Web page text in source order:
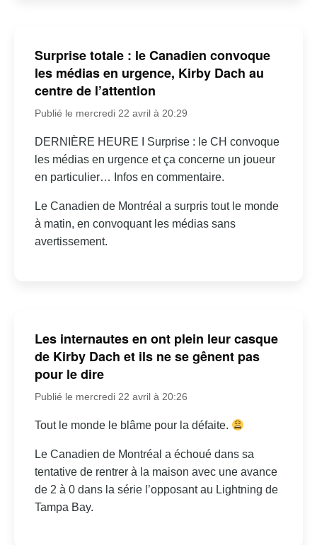
Surprise totale : le Canadien convoque
les médias en urgence, Kirby Dach au
centre de l’attention
Publié le mercredi 22 avril à 20:29
DERNIÈRE HEURE I Surprise : le CH convoque
les médias en urgence et ça concerne un joueur
en particulier… Infos en commentaire.
Le Canadien de Montréal a surpris tout le monde
à matin, en convoquant les médias sans
avertissement.
Les internautes en ont plein leur casque
de Kirby Dach et ils ne se gênent pas
pour le dire
Publié le mercredi 22 avril à 20:26
Tout le monde le blâme pour la défaite.
Le Canadien de Montréal a échoué dans sa
tentative de rentrer à la maison avec une avance
de 2 à 0 dans la série l’opposant au Lightning de
Tampa Bay.